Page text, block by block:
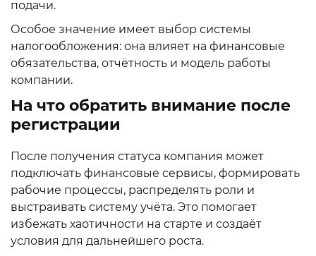
подачи.
Особое значение имеет выбор системы
налогообложения: она влияет на финансовые
обязательства, отчётность и модель работы
компании.
На что обратить внимание после
регистрации
После получения статуса компания может
подключать финансовые сервисы, формировать
рабочие процессы, распределять роли и
выстраивать систему учёта. Это помогает
избежать хаотичности на старте и создаёт
условия для дальнейшего роста.